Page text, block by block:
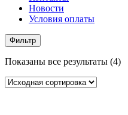
Новости
Условия оплаты
Фильтр
Показаны все результаты (4)